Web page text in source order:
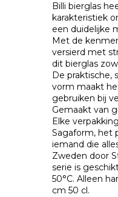
Billi bierglas
karakteristiek
een duidelijke
Met de
versierd met
dit bierglas
De praktische,
vorm maakt
gebruiken bij
Gemaakt van
Elke
Sagaform, het
iemand die
Zweden door
serie is
50°C. Alleen
cm 50 cl.